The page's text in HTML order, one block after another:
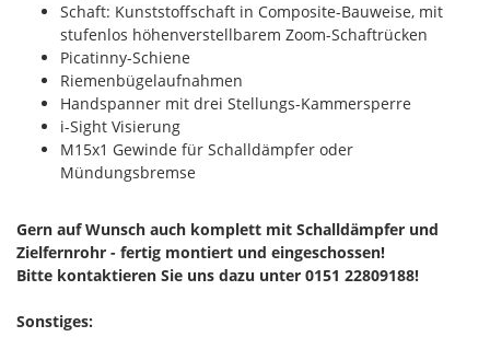
Schaft: Kunststoffschaft in Composite-Bauweise, mit
stufenlos höhenverstellbarem Zoom-Schaftrücken
Picatinny-Schiene
Riemenbügelaufnahmen
Handspanner mit drei Stellungs-Kammersperre
i-Sight Visierung
M15x1 Gewinde für Schalldämpfer oder
Mündungsbremse
Gern auf Wunsch auch komplett mit Schalldämpfer und
Zielfernrohr - fertig montiert und eingeschossen!
Bitte kontaktieren Sie uns dazu unter 0151 22809188!
Sonstiges: